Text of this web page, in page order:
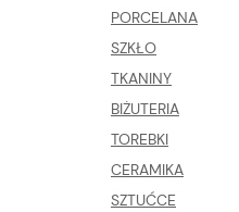
PORCELANA
SZKŁO
TKANINY
BIŻUTERIA
TOREBKI
CERAMIKA
SZTUĆCE